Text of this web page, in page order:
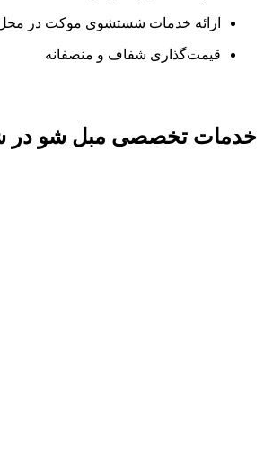
ارائه خدمات شستشوی موکت در
قیمت‌گذاری شفاف و منصفانه
خدمات تخصصی مبل شو